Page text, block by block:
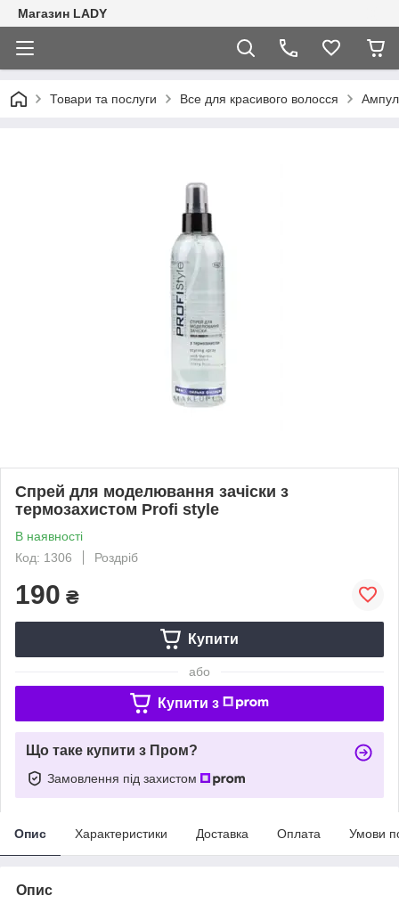
Магазин LADY
Товари та послуги Все для красивого волосся
Спрей для моделювання зачіски з
термозахистом Profi style
В наявності
Код: 1306
Роздріб
190 ₴
Купити
або
Купити з
Що таке купити з Пром?
Замовлення під захистом
Опис Характеристики Доставка Оплата Умови
Опис